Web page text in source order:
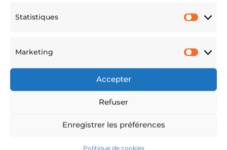
Statistiques
Marketing
Accepter
Refuser
Enregistrer les préférences
Politique de cookies